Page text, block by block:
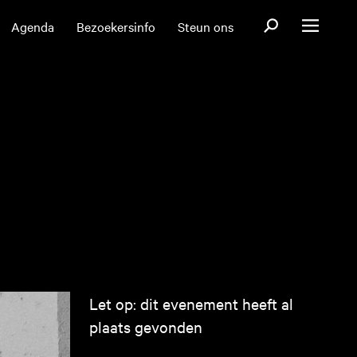
Agenda Bezoekersinfo Steun ons OpenOpen menu
Let op: dit evenement heeft al
plaats gevonden